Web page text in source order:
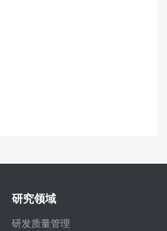
研究领域
研发质量管理